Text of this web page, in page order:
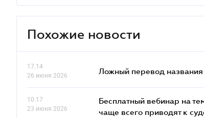
Похожие новости
17.14
26 июня 2026
Ложный перевод
10.17
23 июня 2026
Бесплатный вебинар на
чаще всего приводят к